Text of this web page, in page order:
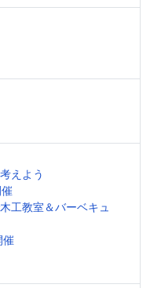
えよう
工教室＆バーベキュ
催